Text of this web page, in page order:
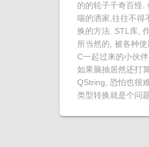
的的轮子千奇百怪.
喘的洒家,往往不得
换的方法. STL库,
所当然的, 被各种
C一起过来的小伙
如果脑抽居然还打
QString, 恐怕也很
类型转换就是个问